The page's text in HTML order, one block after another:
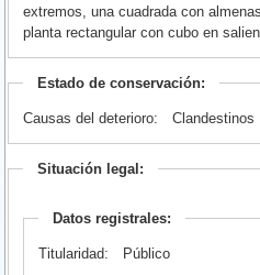
extremos, una cuadrada con
planta rectangular con cubo en
Estado de conservación:
Causas del deterioro: Clandestinos
Situación legal:
Datos registrales:
Titularidad: Público